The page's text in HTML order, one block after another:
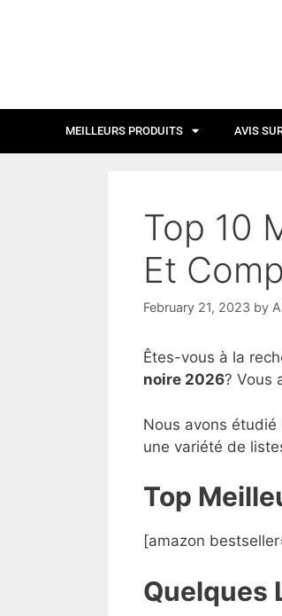
MEILLEURS PRODUITS AVIS
Top 10
Et
February 21, 2023 by
Êtes-vous à la
noire 2026? Vous
Nous avons étudié
une variété de
Top
[amazon
Quelques